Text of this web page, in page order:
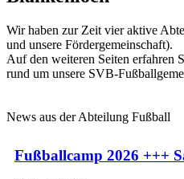
Wir haben zur Zeit vier aktive
und unsere Fördergemeinschaft).
Auf den weiteren Seiten erfahren
rund um unsere SVB-
News aus der Abteilung Fußball
Fußballcamp 2026 +++